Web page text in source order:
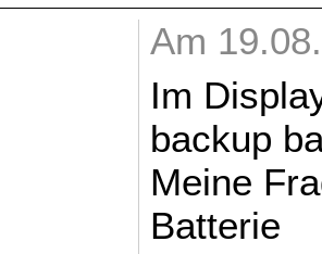
Am
Im
backup
Meine
Batterie